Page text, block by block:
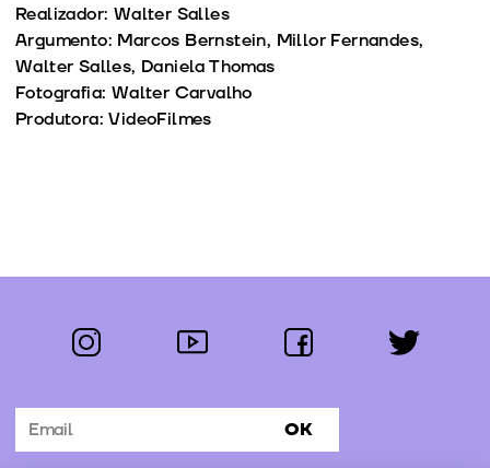
Realizador: Walter Salles
Argumento: Marcos Bernstein, Millor Fernandes,
Walter Salles, Daniela Thomas
Fotografia: Walter Carvalho
Produtora: VideoFilmes
Segue-nos:
instagram youtube facebook twitter
Subscrever Newsletter OK